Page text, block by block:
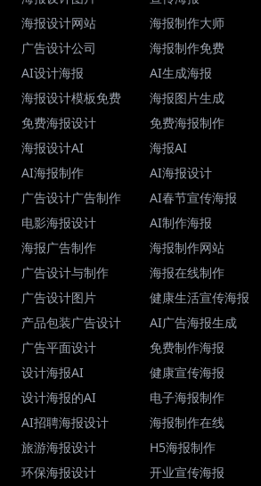
海报设计网站
广告设计公司
AI设计海报
海报设计模板免费
免费海报设计
海报设计AI
AI海报制作
广告设计广告制作
电影海报设计
海报广告制作
广告设计与制作
广告设计图片
产品包装广告设计
广告平面设计
设计海报AI
设计海报的AI
AI招聘海报设计
旅游海报设计
环保海报设计
海报制作大师
海报制作免费
AI生成海报
海报图片生成
免费海报制作
海报AI
AI海报设计
AI春节宣传海报
AI制作海报
海报制作网站
海报在线制作
健康生活宣传海报
AI广告海报生成
免费制作海报
健康宣传海报
电子海报制作
海报制作在线
H5海报制作
开业宣传海报